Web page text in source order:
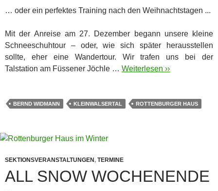
… oder ein perfektes Training nach den Weihnachtstagen ...
Mit der Anreise am 27. Dezember begann unsere kleine
Schneeschuhtour – oder, wie sich später herausstellen
sollte, eher eine Wandertour. Wir trafen uns bei der
Talstation am Füssener Jöchle … Weiterlesen ››
BERND WIDMANN KLEINWALSERTAL ROTTENBURGER HAUS
SEKTIONSVERANSTALTUNGEN, TERMINE
ALL SNOW WOCHENENDE